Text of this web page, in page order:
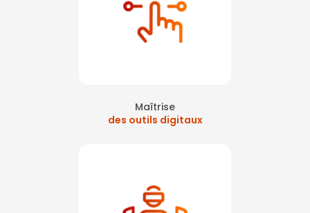
Maîtrise
des outils digitaux